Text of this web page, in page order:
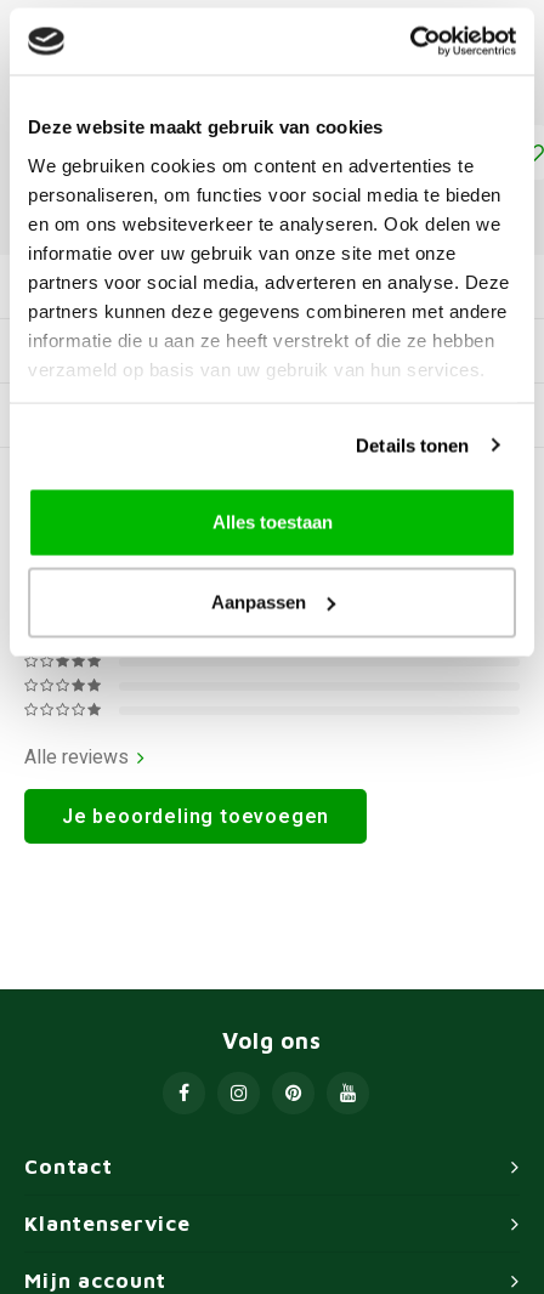
Deze website maakt gebruik van cookies
We gebruiken cookies om content en advertenties te
personaliseren, om functies voor social media te bieden
en om ons websiteverkeer te analyseren. Ook delen we
informatie over uw gebruik van onze site met onze
partners voor social media, adverteren en analyse. Deze
partners kunnen deze gegevens combineren met andere
informatie die u aan ze heeft verstrekt of die ze hebben
verzameld op basis van uw gebruik van hun services.
Details tonen
Alles toestaan
Aanpassen
DIRECT LEVERBAAR
Toevoegen aan winkelwagen
DELEN:
Productomschrijving
Tags
0STERREN OP BASIS VAN0
BEOORDELINGEN
0Reviews
Alle reviews
Je beoordeling toevoegen
Contact
Volg ons
Klantenservice
Mijn account